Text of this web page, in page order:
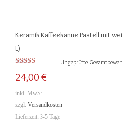
Keramik Kaffeekanne Pastell mit
L)
5.00von 5
Ungeprüfte
24,00 €
inkl. MwSt.
zzgl. Versandkosten
Lieferzeit: 3-5 Tage